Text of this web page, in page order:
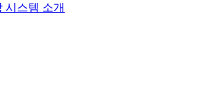
시스템 소개